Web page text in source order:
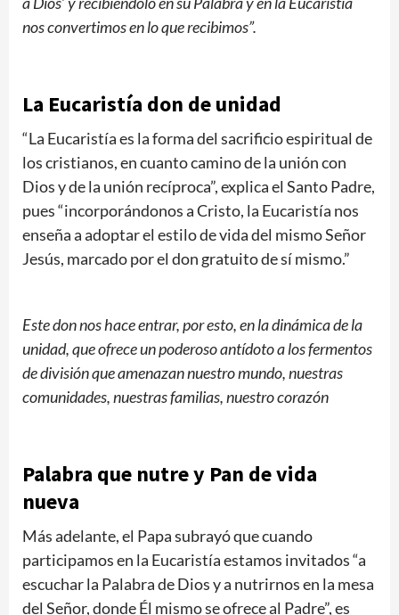
nos convertimos en lo que recibimos”.
La Eucaristía don de unidad
“La Eucaristía es la forma del sacrificio espiritual de
los cristianos, en cuanto camino de la unión con
Dios y de la unión recíproca”, explica el Santo Padre,
pues “incorporándonos a Cristo, la Eucaristía nos
enseña a adoptar el estilo de vida del mismo Señor
Jesús, marcado por el don gratuito de sí mismo.”
Este don nos hace entrar, por esto, en la dinámica de la
unidad, que ofrece un poderoso antídoto a los fermentos
de división que amenazan nuestro mundo, nuestras
comunidades, nuestras familias, nuestro corazón
Palabra que nutre y Pan de vida
nueva
Más adelante, el Papa subrayó que cuando
participamos en la Eucaristía estamos invitados “a
escuchar la Palabra de Dios y a nutrirnos en la mesa
del Señor, donde Él mismo se ofrece al Padre”, es